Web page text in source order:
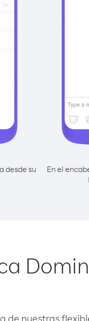
desde su
En el
de nuestras